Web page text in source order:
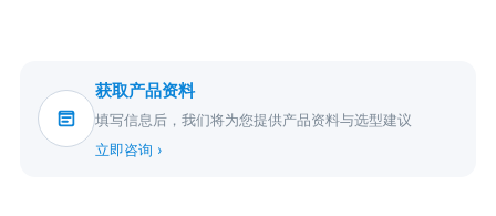
获取产品资料
填写信息后，我们将为您提供产品资料与选型建议
立即咨询 ›